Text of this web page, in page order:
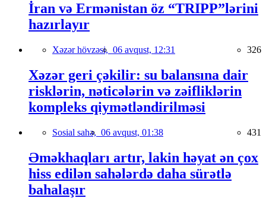
İran və Ermənistan öz “TRIPP”lərini
hazırlayır
Xəzər hövzəsi, 06 avqust, 12:31 326
Xəzər geri çəkilir: su balansına dair
risklərin, nəticələrin və zəifliklərin
kompleks qiymətləndirilməsi
Sosial sahə, 06 avqust, 01:38 431
Əməkhaqları artır, lakin həyat ən çox
hiss edilən sahələrdə daha sürətlə
bahalaşır